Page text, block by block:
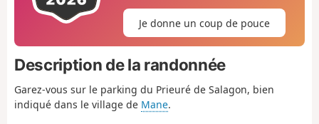
Je donne un coup de pouce
Description de la randonnée
Garez-vous sur le parking du Prieuré de Salagon, bien
indiqué dans le village de Mane.